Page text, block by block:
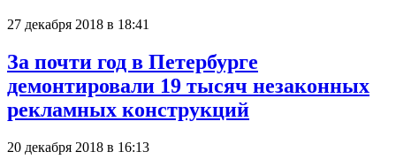
27 декабря 2018 в 18:41
За почти год в Петербурге
демонтировали 19 тысяч незаконных
рекламных конструкций
20 декабря 2018 в 16:13